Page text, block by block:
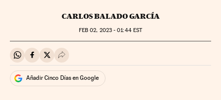
CARLOS BALADO GARCÍA
FEB 02, 2023 - 01:44EST
Compartir en Whatsapp
Compartir en Facebook
Compartir en Twitter
Desplegar Redes Sociales
Añadir Cinco Días en Google